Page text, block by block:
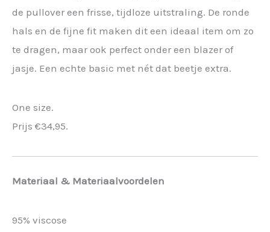
de pullover een frisse, tijdloze uitstraling. De ronde
hals en de fijne fit maken dit een ideaal item om zo
te dragen, maar ook perfect onder een blazer of
jasje. Een echte basic met nét dat beetje extra.
One size.
Prijs €34,95.
Materiaal & Materiaalvoordelen
95% viscose